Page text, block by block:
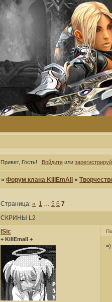
Привет, Гость! Войдитеили
»Форум клана KillEmAll »
СКРИНЫ L2
Страница:« 1 5 6 7
lSic
+ KillEmall +
=)